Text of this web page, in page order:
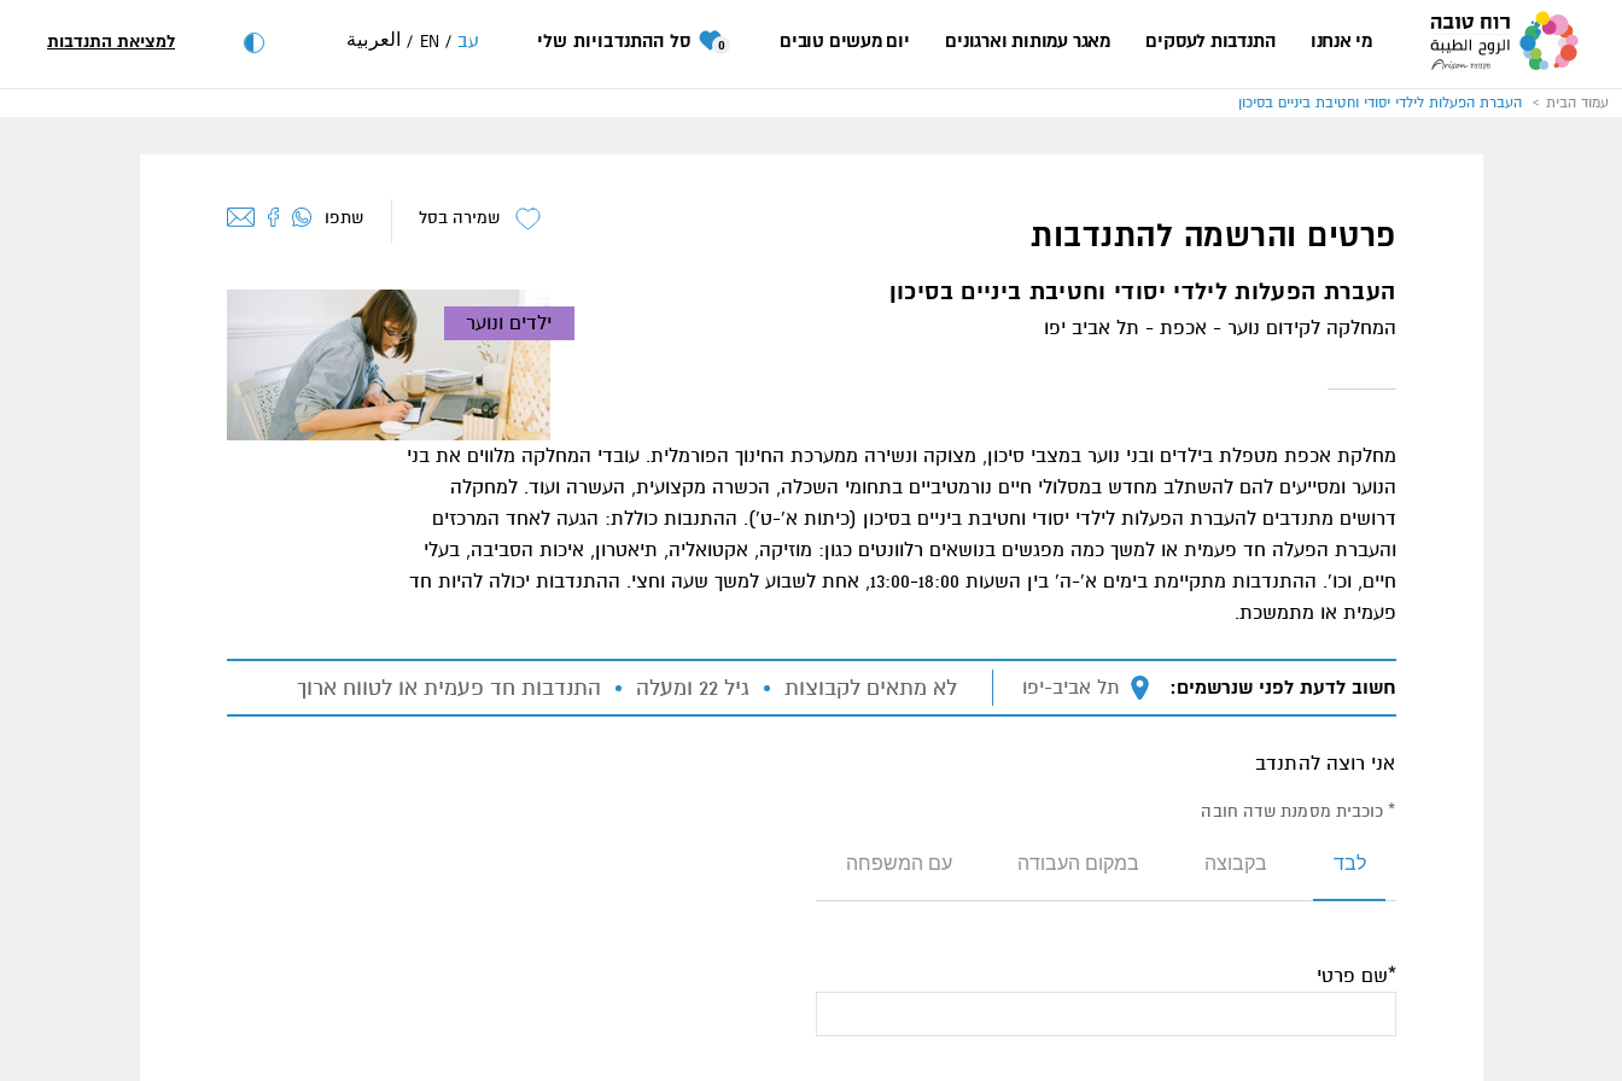
רוח
מי אנחנו התנדבות לעסקים מאגר עמותות וארגונים יום מעשים טובים 0 סל ההתנדבויות שלי עב EN العربية למציאת התנדבות
עמוד הבית העברת הפעלות לילדי יסודי וחטיבת ביניים בסיכון
פרטים והרשמה להתנדבות
העברת הפעלות לילדי יסודי וחטיבת ביניים בסיכון
המחלקה לקידום נוער - אכפת - תל אביב יפו
שמירה בסל שתפו
ילדים ונוער
מחלקת אכפת מטפלת בילדים ובני נוער במצבי סיכון, מצוקה ונשירה ממערכת החינוך הפורמלית. עובדי המחלקה מלווים את בני
הנוער ומסייעים להם להשתלב מחדש במסלולי חיים נורמטיביים בתחומי השכלה, הכשרה מקצועית, העשרה ועוד. למחקלה
דרושים מתנדבים להעברת הפעלות לילדי יסודי וחטיבת ביניים בסיכון (כיתות א'-ט'). ההתנבות כוללת: הגעה לאחד המרכזים
והעברת הפעלה חד פעמית או למשך כמה מפגשים בנושאים רלוונטים כגון: מוזיקה, אקטואליה, תיאטרון, איכות הסביבה, בעלי
חיים, וכו'. ההתנדבות מתקיימת בימים א'-ה' בין השעות 13:00-18:00, אחת לשבוע למשך שעה וחצי. ההתנדבות יכולה להיות חד
פעמית או מתמשכת.
חשוב לדעת לפני שנרשמים: מיקום:
תל אביב-יפו לא מתאים לקבוצות גיל 22 ומעלה התנדבות חד פעמית או לטווח ארוך
אני רוצה להתנדב
* כוכבית מסמנת שדה חובה
לבד בקבוצה במקום העבודה עם המשפחה
*שם פרטי